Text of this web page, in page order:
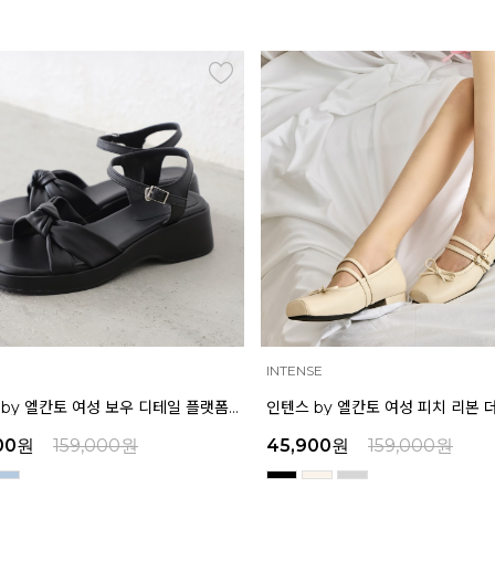
인텐스 by 엘칸토 여성 보우 디테일 플랫폼 샌들 5cm LCWW45I626
원 159,000원
INTENSE
45,900원 159,000원